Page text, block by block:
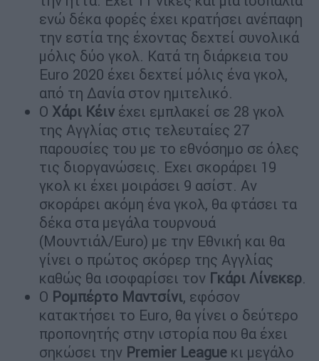
ενώ δέκα φορές έχει κρατήσει ανέπαφη
την εστία της έχοντας δεχτεί συνολικά
μόλις δύο γκολ. Κατά τη διάρκεια του
Euro 2020 έχει δεχτεί μόλις ένα γκολ,
από τη Δανία στον ημιτελικό.
Ο Χάρι Κέιν έχει εμπλακεί σε 28 γκολ
της Αγγλίας στις τελευταίες 27
παρουσίες του με το εθνόσημο σε όλες
τις διοργανώσεις. Εχει σκοράρει 19
γκολ κι έχει μοιράσει 9 ασίστ. Αν
σκοράρει ακόμη ένα γκολ, θα φτάσει τα
δέκα στα μεγάλα τουρνουά
(Μουντιάλ/Euro) με την Εθνική και θα
γίνει ο πρώτος σκόρερ της Αγγλίας
καθώς θα ισοφαρίσει τον Γκάρι Λίνεκερ.
Ο Ρομπέρτο Μαντσίνι, εφόσον
κατακτήσει το Euro, θα γίνει ο δεύτερο
προπονητής στην ιστορία που θα έχει
σηκώσει την Premier League κι μεγάλο